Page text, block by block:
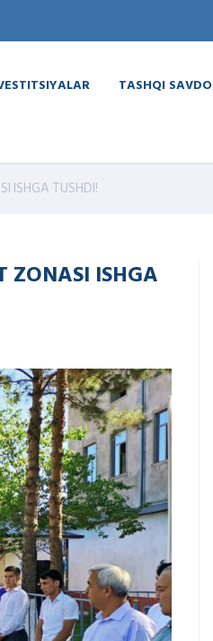
TASHQI SAVDO
ISHGA TUSHDI!
ZONASI ISHGA